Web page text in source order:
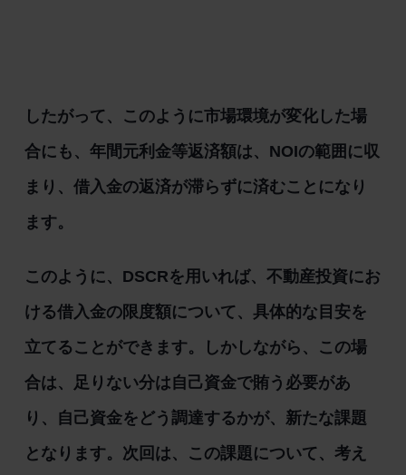
したがって、このように市場環境が変化した場
合にも、年間元利金等返済額は、NOIの範囲に収
まり、借入金の返済が滞らずに済むことになり
ます。
このように、DSCRを用いれば、不動産投資にお
ける借入金の限度額について、具体的な目安を
立てることができます。しかしながら、この場
合は、足りない分は自己資金で賄う必要があ
り、自己資金をどう調達するかが、新たな課題
となります。次回は、この課題について、考え